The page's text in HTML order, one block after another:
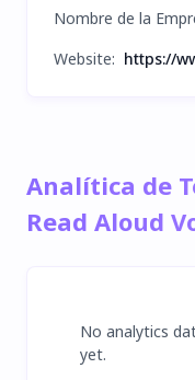
Nombre de la
Website: https://
Analítica de
Read Aloud
No analytics
yet.